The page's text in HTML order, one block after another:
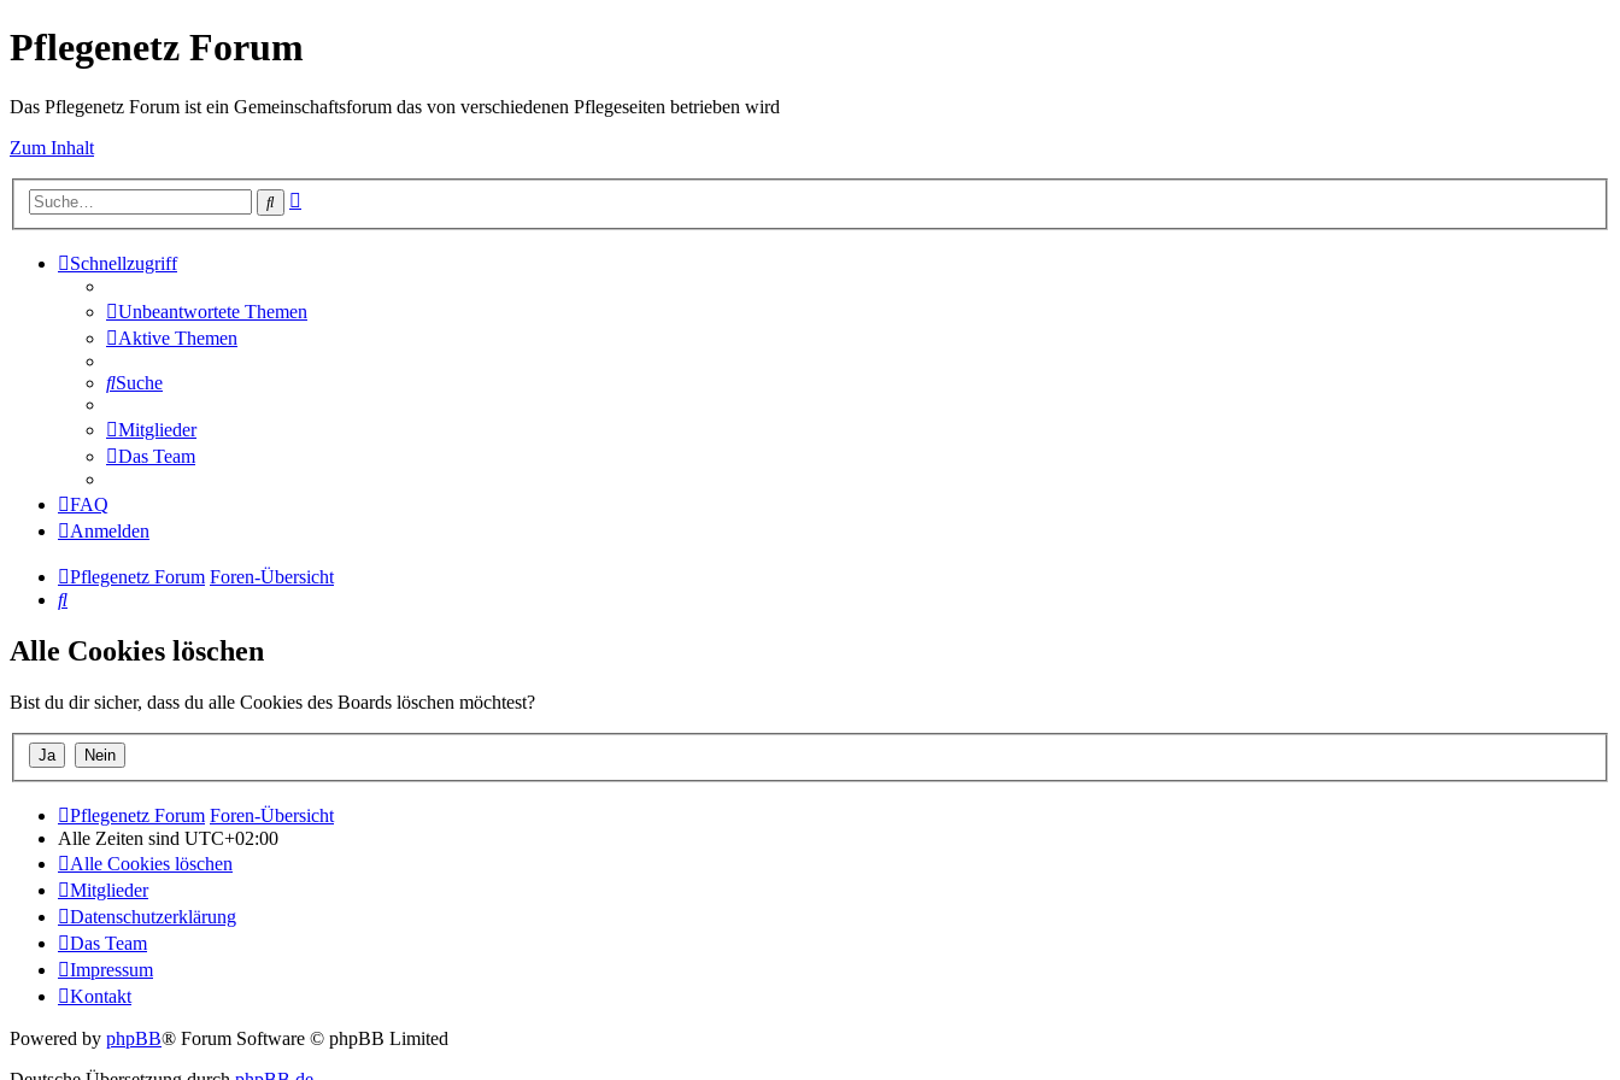
Pflegenetz Forum
Das Pflegenetz Forum ist ein Gemeinschaftsforum das von verschiedenen Pflegeseiten betrieben wird
Zum Inhalt
Suche
Schnellzugriff
Unbeantwortete Themen
Aktive Themen
Suche
Mitglieder
Das Team
FAQ
Anmelden
Pflegenetz Forum Foren-Übersicht
Suche
Alle Cookies löschen
Bist du dir sicher, dass du alle Cookies des Boards löschen möchtest?
Pflegenetz Forum Foren-Übersicht
Alle Zeiten sind UTC+02:00
Alle Cookies löschen
Mitglieder
Datenschutzerklärung
Das Team
Impressum
Kontakt
Powered by phpBB® Forum Software © phpBB Limited